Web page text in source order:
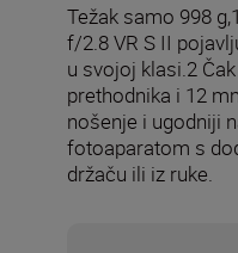
Težak samo 998
f/2.8 VR S II
u svojoj klasi.2
prethodnika i 12
nošenje i ugodniji
fotoaparatom s
držaču ili iz ruke.